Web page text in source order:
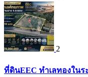
2
ที่ดินEEC ทำเลทองใน